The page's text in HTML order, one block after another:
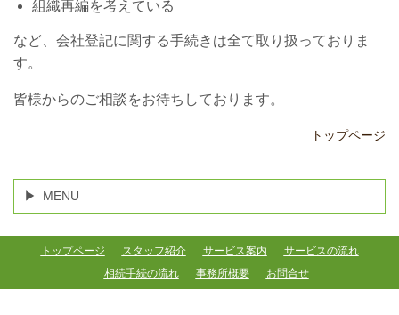
組織再編を考えている
など、会社登記に関する手続きは全て取り扱っておりま
す。
皆様からのご相談をお待ちしております。
トップページ
MENU
トップページ スタッフ紹介 サービス案内
サービスの流れ
相続手続の流れ
事務所概要 お問合せ